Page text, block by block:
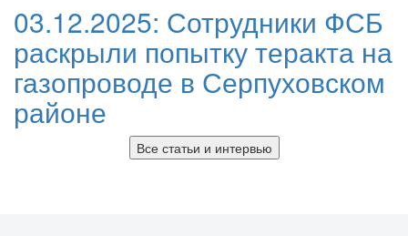
03.12.2025: Сотрудники ФСБ
раскрыли попытку теракта на
газопроводе в Серпуховском
районе
Все статьи и интервью